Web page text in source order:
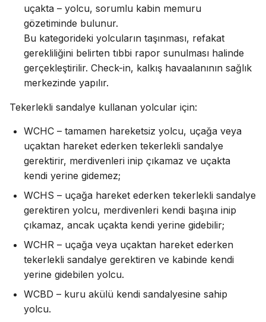
uçakta – yolcu, sorumlu kabin memuru
gözetiminde bulunur.
Bu kategorideki yolcuların taşınması, refakat
gerekliliğini belirten tıbbi rapor sunulması halinde
gerçekleştirilir. Check-in, kalkış havaalanının sağlık
merkezinde yapılır.
Tekerlekli sandalye kullanan yolcular için:
WCHC – tamamen hareketsiz yolcu, uçağa veya
uçaktan hareket ederken tekerlekli sandalye
gerektirir, merdivenleri inip çıkamaz ve uçakta
kendi yerine gidemez;
WCHS – uçağa hareket ederken tekerlekli sandalye
gerektiren yolcu, merdivenleri kendi başına inip
çıkamaz, ancak uçakta kendi yerine gidebilir;
WCHR – uçağa veya uçaktan hareket ederken
tekerlekli sandalye gerektiren ve kabinde kendi
yerine gidebilen yolcu.
WCBD – kuru akülü kendi sandalyesine sahip
yolcu.